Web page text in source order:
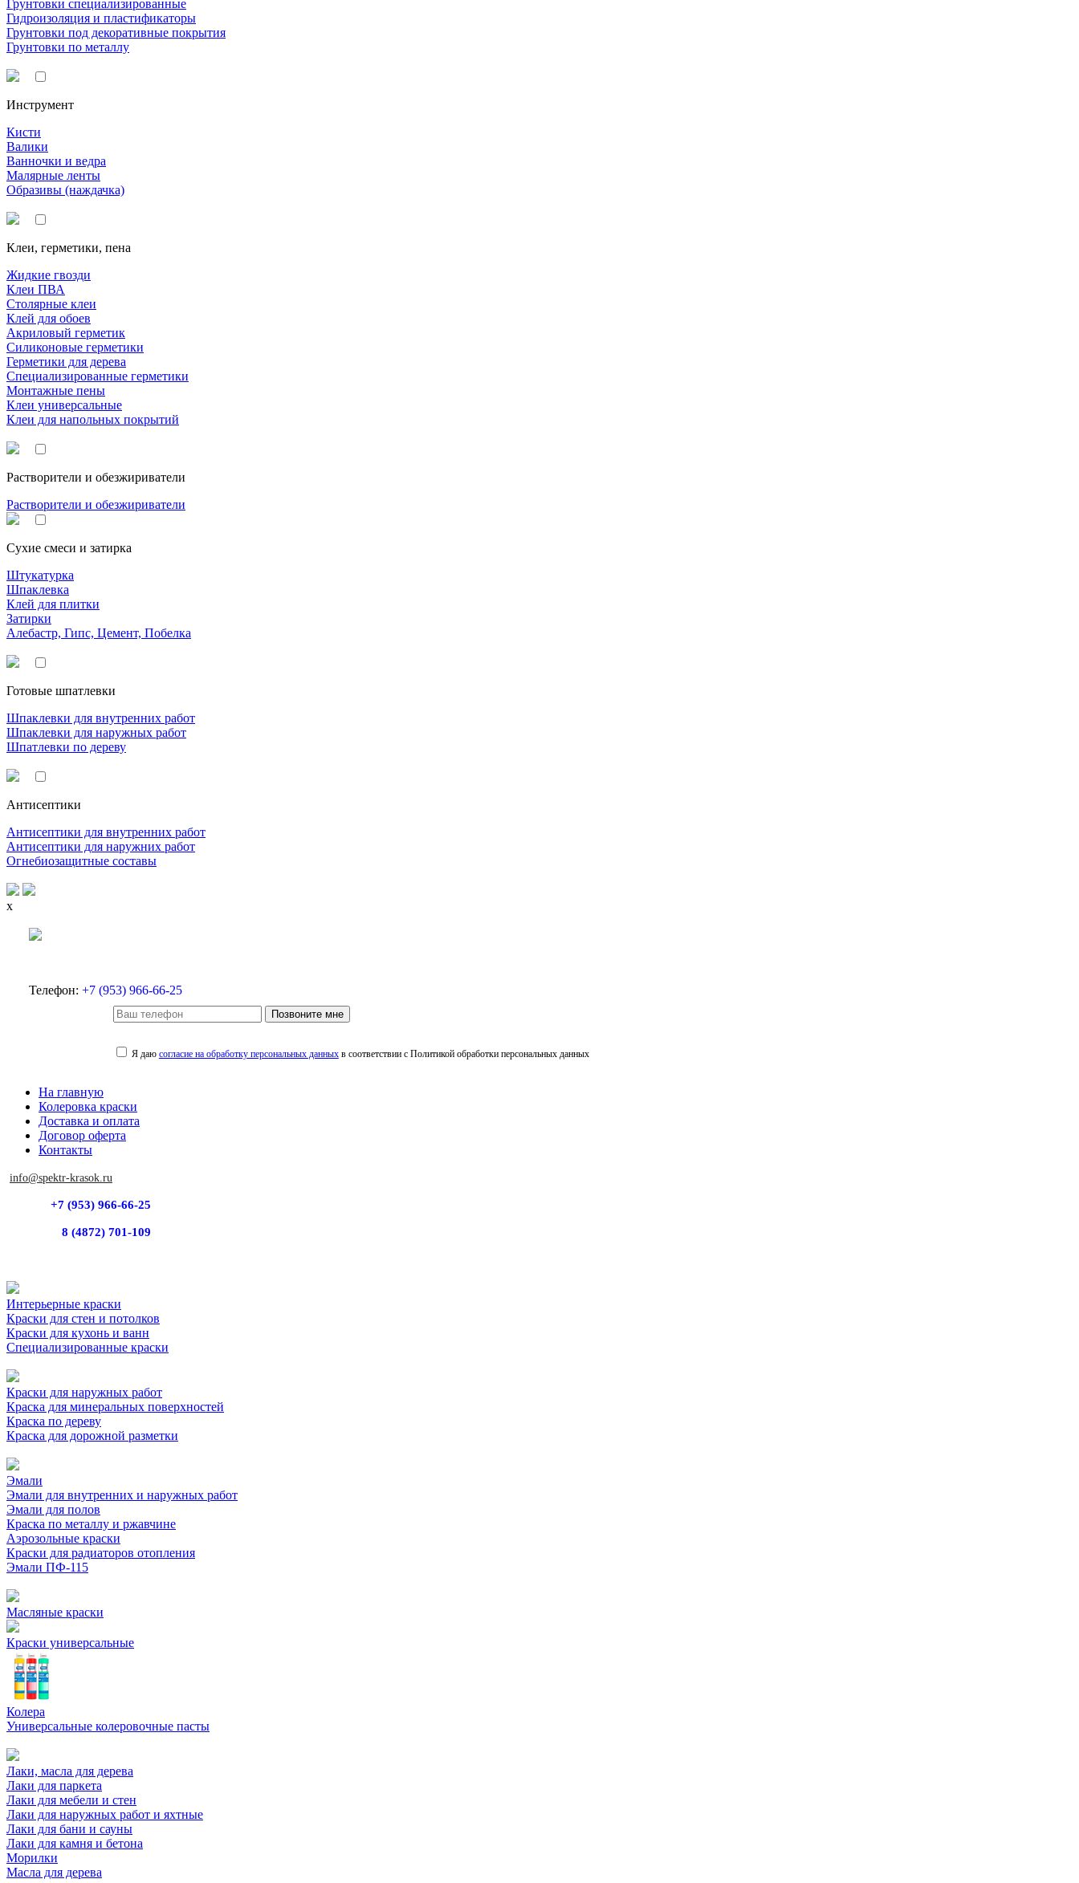
Грунтовки специализированные
Гидроизоляция и пластификаторы
Грунтовки под декоративные покрытия
Грунтовки по металлу
Инструмент
Кисти
Валики
Ванночки и ведра
Малярные ленты
Образивы (наждачка)
Клеи, герметики, пена
Жидкие гвозди
Клеи ПВА
Столярные клеи
Клей для обоев
Акриловый герметик
Силиконовые герметики
Герметики для дерева
Специализированные герметики
Монтажные пены
Клеи универсальные
Клеи для напольных покрытий
Растворители и обезжириватели
Растворители и обезжириватели
Сухие смеси и затирка
Штукатурка
Шпаклевка
Клей для плитки
Затирки
Алебастр, Гипс, Цемент, Побелка
Готовые шпатлевки
Шпаклевки для внутренних работ
Шпаклевки для наружных работ
Шпатлевки по дереву
Антисептики
Антисептики для внутренних работ
Антисептики для наружних работ
Огнебиозащитные составы
x
Телефон: +7 (953) 966-66-25
Позвоните мне
Я даю согласие на обработку персональных данныхв соответствии с Политикой обработки персональных данных
На главную
Колеровка краски
Доставка и оплата
Договор оферта
Контакты
info@spektr-krasok.ru
+7 (953) 966-66-25
8 (4872) 701-109
Интерьерные краски
Краски для стен и потолков
Краски для кухонь и ванн
Специализированные краски
Краски для наружных работ
Краска для минеральных поверхностей
Краска по дереву
Краска для дорожной разметки
Эмали
Эмали для внутренних и наружных работ
Эмали для полов
Краска по металлу и ржавчине
Аэрозольные краски
Краски для радиаторов отопления
Эмали ПФ-115
Масляные краски
Краски универсальные
Колера
Универсальные колеровочные пасты
Лаки, масла для дерева
Лаки для паркета
Лаки для мебели и стен
Лаки для наружных работ и яхтные
Лаки для бани и сауны
Лаки для камня и бетона
Морилки
Масла для дерева